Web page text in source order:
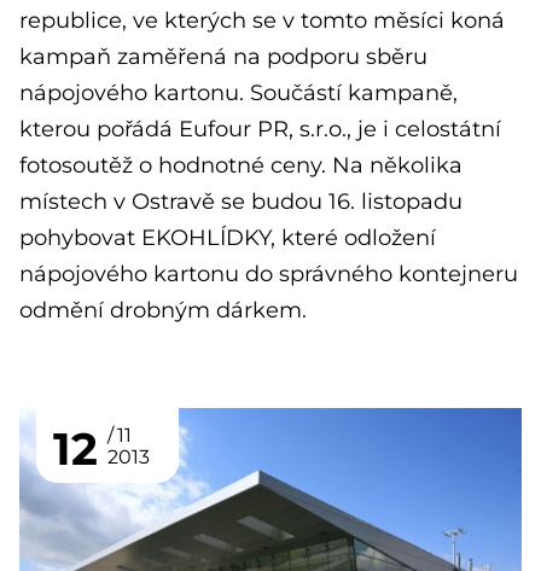
republice, ve kterých se v tomto měsíci koná
kampaň zaměřená na podporu sběru
nápojového kartonu. Součástí kampaně,
kterou pořádá Eufour PR, s.r.o., je i celostátní
fotosoutěž o hodnotné ceny. Na několika
místech v Ostravě se budou 16. listopadu
pohybovat EKOHLÍDKY, které odložení
nápojového kartonu do správného kontejneru
odmění drobným dárkem.
12
11
2013